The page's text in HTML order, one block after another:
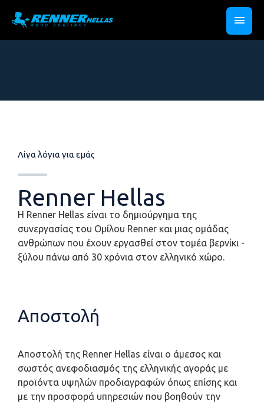
Λίγα λόγια για εμάς
Renner Hellas
H Renner Hellas είναι το δημιούργημα της
συνεργασίας του Ομίλου Renner και μιας ομάδας
ανθρώπων που έχουν εργασθεί στον τομέα βερνίκι -
ξύλου πάνω από 30 χρόνια στον ελληνικό χώρο.
Αποστολή
Αποστολή της Renner Hellas είναι ο άμεσος και
σωστός ανεφοδιασμός της ελληνικής αγοράς με
προϊόντα υψηλών προδιαγραφών όπως επίσης και
με την προσφορά υπηρεσιών που βοηθούν την